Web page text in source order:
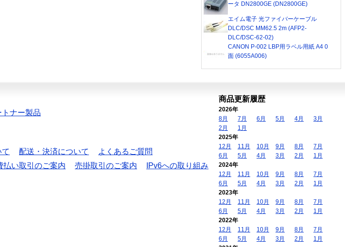
ータ DN2800GE (DN2800GE)
エイム電子 光ファイバーケーブル
DLC/DSC MM62.5 2m (AFP2-
DLC/DSC-62-02)
CANON P-002 LBP用ラベル用紙 A4 0
面 (6055A006)
トナー製品
配送・決済について
よくあるご質問
払い取引のご案内 売掛取引のご案内
IPv6への取り組み
商品更新履歴
2026年
8月
7月 6月 5月 4月
3月
2月
1月
2025年
12月
11月 10月 9月 8月
7月
6月
5月 4月 3月 2月
1月
2024年
12月
11月 10月 9月 8月
7月
6月
5月 4月 3月 2月
1月
2023年
12月
11月 10月 9月 8月
7月
6月
5月 4月 3月 2月
1月
2022年
12月
11月 10月 9月 8月
7月
6月
5月 4月 3月 2月
1月